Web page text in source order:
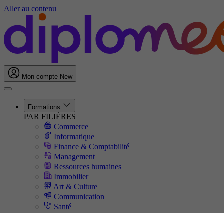
Aller au contenu
Mon compte New
Formations
PAR FILIÈRES
Commerce
Informatique
Finance & Comptabilité
Management
Ressources humaines
Immobilier
Art & Culture
Communication
Santé